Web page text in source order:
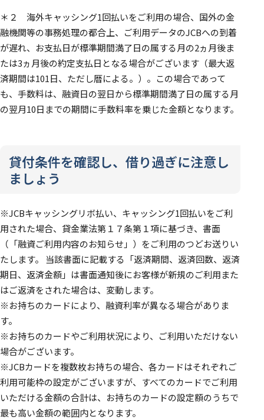
＊２ 海外キャッシング1回払いをご利用の場合、国外の金
融機関等の事務処理の都合上、ご利用データのJCBへの到着
が遅れ、お支払日が標準期間満了日の属する月の2ヵ月後ま
たは3ヵ月後の約定支払日となる場合がございます（最大返
済期間は101日、ただし暦による。）。この場合であって
も、手数料は、融資日の翌日から標準期間満了日の属する月
の翌月10日までの期間に手数料率を乗じた金額となります。
貸付条件を確認し、借り過ぎに注意し
ましょう
※JCBキャッシングリボ払い、キャッシング1回払いをご利
用された場合、貸金業法第１７条第１項に基づき、書面
（「融資ご利用内容のお知らせ」）をご利用のつどお送りい
たします。 当該書面に記載する「返済期間、返済回数、返済
期日、返済金額」は書面通知後にお客様が新規のご利用また
はご返済をされた場合は、変動します。
※お持ちのカードにより、融資利率が異なる場合がありま
す。
※お持ちのカードやご利用状況により、ご利用いただけない
場合がございます。
※JCBカードを複数枚お持ちの場合、各カードはそれぞれご
利用可能枠の設定がございますが、すべてのカードでご利用
いただける金額の合計は、お持ちのカードの設定額のうちで
最も高い金額の範囲内となります。